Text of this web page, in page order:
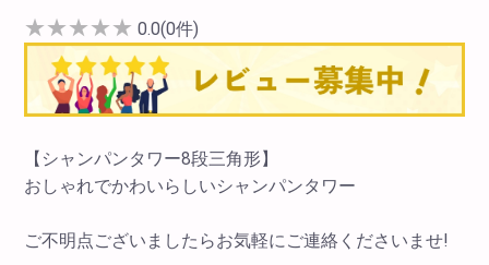
★★★★★ 0.0(0件)
【シャンパンタワー8段三角形】
おしゃれでかわいらしいシャンパンタワー
ご不明点ございましたらお気軽にご連絡くださいませ!